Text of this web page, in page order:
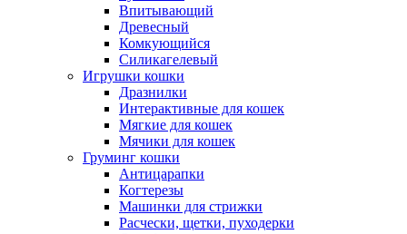
Впитывающий
Древесный
Комкующийся
Силикагелевый
Игрушки кошки
Дразнилки
Интерактивные для кошек
Мягкие для кошек
Мячики для кошек
Груминг кошки
Антицарапки
Когтерезы
Машинки для стрижки
Расчески, щетки, пуходерки